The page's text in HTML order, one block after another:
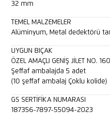
32 mm
TEMEL MALZEMELER
Alüminyum, Metal dedektörü
UYGUN BIÇAK
ÖZEL AMAÇLI GENİŞ JİLET NO.
Şeffaf ambalajda 5 adet
(10 şeffaf ambalaj Çoklu kolide)
GS SERTIFIKA NUMARASI
187356-7897-55094-2023